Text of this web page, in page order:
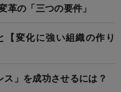
の「三つの要件」
変化に強い組織の作り
」を成功させるには？